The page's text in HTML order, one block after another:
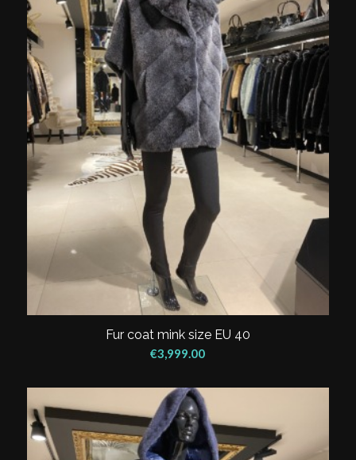
Fur coat mink size EU 40
€3,999.00